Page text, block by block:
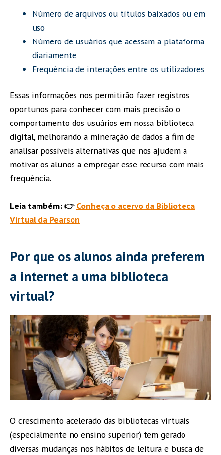
Número de arquivos ou títulos baixados ou em
uso
Número de usuários que acessam a plataforma
diariamente
Frequência de interações entre os utilizadores
Essas informações nos permitirão fazer registros
oportunos para conhecer com mais precisão o
comportamento dos usuários em nossa biblioteca
digital, melhorando a mineração de dados a fim de
analisar possíveis alternativas que nos ajudem a
motivar os alunos a empregar esse recurso com mais
frequência.
Leia também: 👉Conheça o acervo da Biblioteca
Virtual da Pearson
Por que os alunos ainda preferem
a internet a uma biblioteca
virtual?
O crescimento acelerado das bibliotecas virtuais
(especialmente no ensino superior) tem gerado
diversas mudanças nos hábitos de leitura e busca de